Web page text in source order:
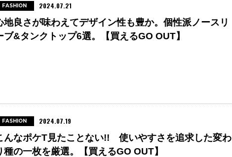
地良さが味わえてデザイン性も豊か。個性派ノースリ
ブ&タンクトップ6選。【買えるGO OUT】
FASHION 2024.07.21
んなポケT見たことない!! 使いやすさを追求した変わ
種の一枚を厳選。【買えるGO OUT】
FASHION 2024.07.19